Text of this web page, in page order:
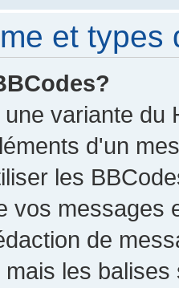
et types
variante du
d'un
les
vos messages
de
les